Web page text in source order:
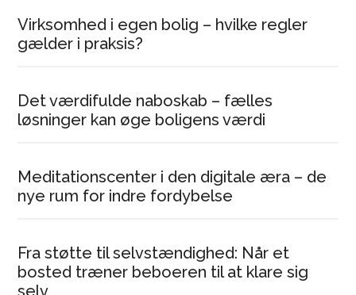
Virksomhed i egen bolig – hvilke regler
gælder i praksis?
Det værdifulde naboskab – fælles
løsninger kan øge boligens værdi
Meditationscenter i den digitale æra – de
nye rum for indre fordybelse
Fra støtte til selvstændighed: Når et
bosted træner beboeren til at klare sig
selv